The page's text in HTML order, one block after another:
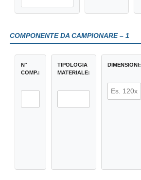
COMPONENTE DA CAMPIONARE – 1
N°
COMP.:
TIPOLOGIA
MATERIALE:
DIMENSIONI: